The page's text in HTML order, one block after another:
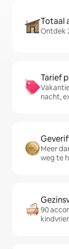
Totaal
Ontdek
Tarief
nacht,
Meer
weg te
90